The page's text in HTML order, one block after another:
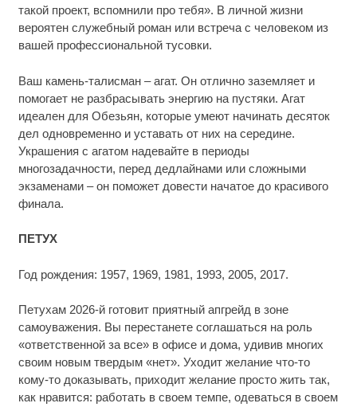
такой проект, вспомнили про тебя». В личной жизни
вероятен служебный роман или встреча с человеком из
вашей профессиональной тусовки.
Ваш камень-талисман – агат. Он отлично заземляет и
помогает не разбрасывать энергию на пустяки. Агат
идеален для Обезьян, которые умеют начинать десяток
дел одновременно и уставать от них на середине.
Украшения с агатом надевайте в периоды
многозадачности, перед дедлайнами или сложными
экзаменами – он поможет довести начатое до красивого
финала.
ПЕТУХ
Год рождения: 1957, 1969, 1981, 1993, 2005, 2017.
Петухам 2026-й готовит приятный апгрейд в зоне
самоуважения. Вы перестанете соглашаться на роль
«ответственной за все» в офисе и дома, удивив многих
своим новым твердым «нет». Уходит желание что-то
кому-то доказывать, приходит желание просто жить так,
как нравится: работать в своем темпе, одеваться в своем